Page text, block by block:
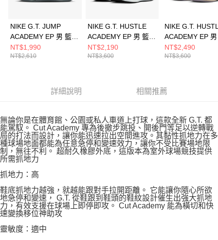
NIKE G.T. JUMP
ACADEMY EP 男 籃球
鞋 HF1804004
NT$1,990
NT$2,610
NIKE G.T. HUSTLE
ACADEMY EP 男 籃球
鞋 FJ7808003
NT$2,190
NT$3,600
NIKE G.T.
ACADEMY EP
鞋 FJ7808103
NT$2,490
NT$3,600
詳細說明 相關推薦
無論你是在體育館、公園或私人車道上打球，這款全新 G.T. 都
能駕馭。 Cut Academy 專為後撤步跳投、開後門等足以逆轉戰
局的打法而設計，讓你能迅速拉出空間進攻。其黏性抓地力在多
種球場地面都能為任意急停和變速效力，讓你不受比賽場地限
制，無往不利。 超耐久橡膠外底，這版本為室外球場競技提供
所需抓地力
抓地力：高
鞋底抓地力越強，就越能跟對手拉開距離。 它能讓你隨心所欲
地急停和變速， G.T. 從鞋跟到鞋頭的鞋紋設計催生出強大抓地
力，有效支援在球場上即停即攻。 Cut Academy 能為橫切和快
速變換移位神助攻
靈敏度：適中